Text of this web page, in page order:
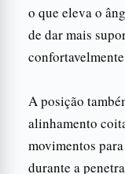
o que eleva o
de dar mais
A posição
alinhamento
movimentos
durante a